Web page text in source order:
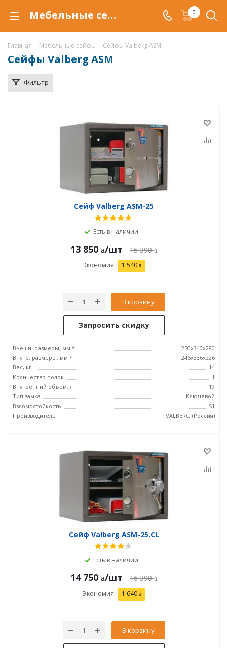
Мебельные сейфы Valberg ASM в Уфе, купить мебельные сейфы Valberg ASM по низкой цене, доставка сейфов 0
Главная - Мебельные сейфы - Сейфы Valberg ASM
Сейфы Valberg ASM
Фильтр
Сейф Valberg ASM-25
Есть в наличии
13 850 /шт 15 390
Экономия 1 540
В корзину
Запросить скидку
Внешн. размеры, мм *
250x340x280
Внутр. размеры, мм *
246х336х226
Вес, кг
14
Количество полок
1
Внутренний объем, л
19
Тип замка
Ключевой
Взломостойкость
S1
Производитель
VALBERG (Россия)
Сейф Valberg ASM-25.CL
Есть в наличии
14 750 /шт 16 390
Экономия 1 640
В корзину